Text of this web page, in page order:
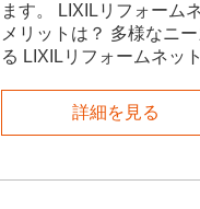
ます。 LIXILリフォーム
メリットは？ 多様なニ
る LIXILリフォームネッ
詳細を見る